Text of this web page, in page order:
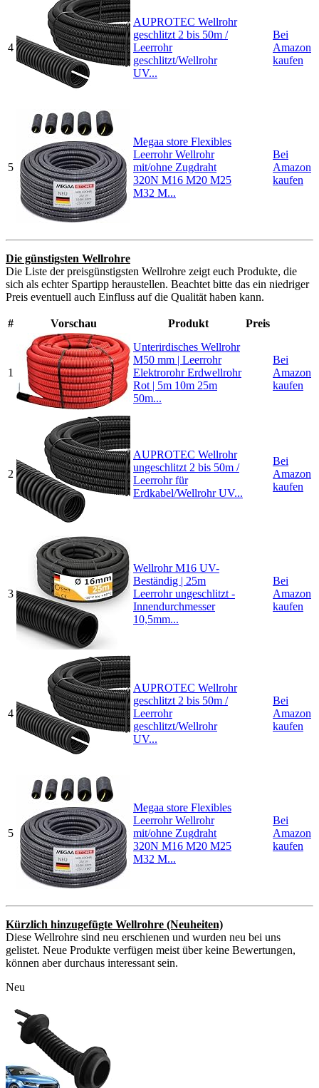
4
AUPROTEC Wellrohr
geschlitzt 2 bis 50m /
Leerrohr
geschlitzt/Wellrohr
UV...
Bei
Amazon
kaufen
5
Megaa store Flexibles
Leerrohr Wellrohr
mit/ohne Zugdraht
320N M16 M20 M25
M32 M...
Bei
Amazon
kaufen
Die günstigsten Wellrohre
Die Liste der preisgünstigsten Wellrohre zeigt euch Produkte, die
sich als echter Spartipp heraustellen. Beachtet bitte das ein niedriger
Preis eventuell auch Einfluss auf die Qualität haben kann.
# Vorschau Produkt Preis
1
Unterirdisches Wellrohr
M50 mm | Leerrohr
Elektrorohr Erdwellrohr
Rot | 5m 10m 25m
50m...
Bei
Amazon
kaufen
2
AUPROTEC Wellrohr
ungeschlitzt 2 bis 50m /
Leerrohr für
Erdkabel/Wellrohr UV...
Bei
Amazon
kaufen
3
Wellrohr M16 UV-
Beständig | 25m
Leerrohr ungeschlitzt -
Innendurchmesser
10,5mm...
Bei
Amazon
kaufen
4
AUPROTEC Wellrohr
geschlitzt 2 bis 50m /
Leerrohr
geschlitzt/Wellrohr
UV...
Bei
Amazon
kaufen
5
Megaa store Flexibles
Leerrohr Wellrohr
mit/ohne Zugdraht
320N M16 M20 M25
M32 M...
Bei
Amazon
kaufen
Kürzlich hinzugefügte Wellrohre (Neuheiten)
Diese Wellrohre sind neu erschienen und wurden neu bei uns
gelistet. Neue Produkte verfügen meist über keine Bewertungen,
können aber durchaus interessant sein.
Neu